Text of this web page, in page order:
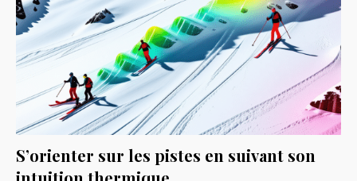
S’orienter sur les pistes en suivant son